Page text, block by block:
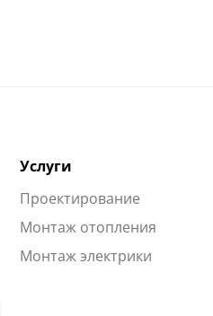
Услуги
Проектирование
Монтаж отопления
Монтаж электрики